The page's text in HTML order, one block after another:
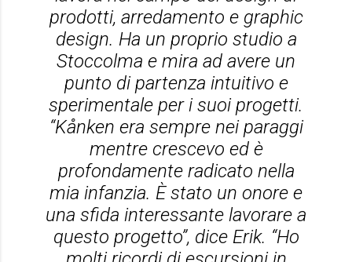
prodotti, arredamento e graphic
design. Ha un proprio studio a
Stoccolma e mira ad avere un
punto di partenza intuitivo e
sperimentale per i suoi progetti.
“Kånken era sempre nei paraggi
mentre crescevo ed è
profondamente radicato nella
mia infanzia. È stato un onore e
una sfida interessante lavorare a
questo progetto”, dice Erik. “Ho